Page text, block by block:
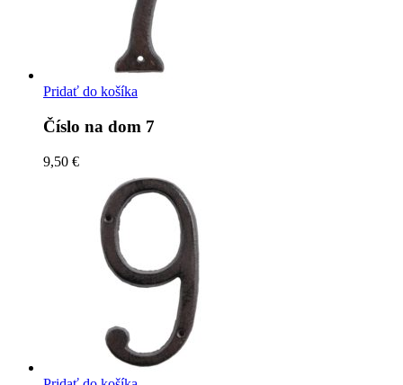
Pridať do košíka
Číslo na dom 7
9,50 €